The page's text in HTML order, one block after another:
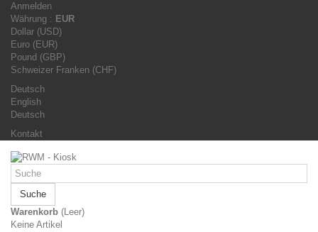
Anmelden
Währung : EUR
Dollar (USD)
Euro (EUR)
Pound (GBP)
Schweizer Franken (CHF)
Deutsch
English
Deutsch
Kontakt
Suche
Warenkorb (Leer)
Keine Artikel